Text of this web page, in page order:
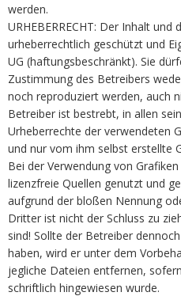
werden.
URHEBERRECHT: Der Inhalt
urheberrechtlich geschützt und
UG (haftungsbeschränkt). Sie
Zustimmung des Betreibers
noch reproduziert werden, auch
Betreiber ist bestrebt, in allen
Urheberrechte der verwendeten
und nur vom ihm selbst erstellte
Bei der Verwendung von
lizenzfreie Quellen genutzt und
aufgrund der bloßen Nennung
Dritter ist nicht der Schluss zu
sind! Sollte der Betreiber
haben, wird er unter dem
jegliche Dateien entfernen,
schriftlich hingewiesen wurde.